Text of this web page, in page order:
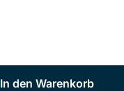
In den Warenkorb